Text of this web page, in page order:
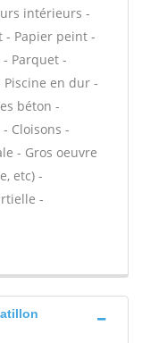
intérieurs -
- Papier peint -
- Parquet -
en dur -
béton -
Cloisons -
- Gros oeuvre
etc) -
-